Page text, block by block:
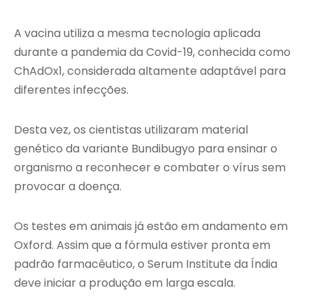
A vacina utiliza a mesma tecnologia aplicada
durante a pandemia da Covid-19, conhecida como
ChAdOx1, considerada altamente adaptável para
diferentes infecções.
Desta vez, os cientistas utilizaram material
genético da variante Bundibugyo para ensinar o
organismo a reconhecer e combater o vírus sem
provocar a doença.
Os testes em animais já estão em andamento em
Oxford. Assim que a fórmula estiver pronta em
padrão farmacêutico, o Serum Institute da Índia
deve iniciar a produção em larga escala.